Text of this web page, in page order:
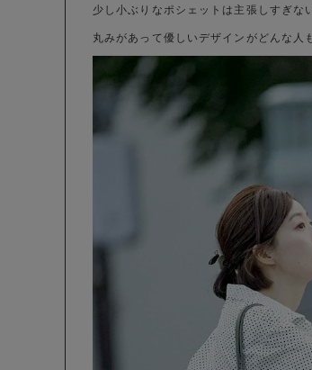
少し小ぶりなポシェットは主張しすぎな
丸みがあって優しいデザインがどんな人